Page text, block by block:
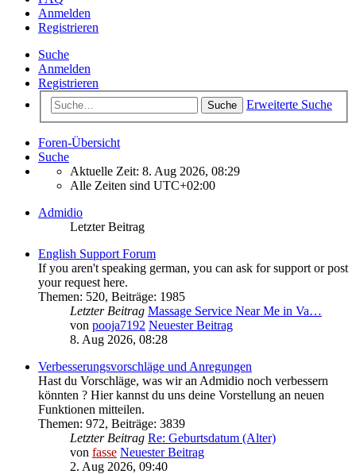
Anmelden
Registrieren
Suche
Anmelden
Registrieren
Suche Erweiterte Suche
Foren-Übersicht
Suche
Aktuelle Zeit: 8. Aug 2026, 08:29
Alle Zeiten sind UTC+02:00
Admidio
Letzter Beitrag
English Support Forum
If you aren't speaking german, you can ask for support or post
your request here.
Themen: 520, Beiträge: 1985
Letzter Beitrag Massage Service Near Me in Va…
von pooja7192 Neuester Beitrag
8. Aug 2026, 08:28
Verbesserungsvorschläge und Anregungen
Hast du Vorschläge, was wir an Admidio noch verbessern
könnten ? Hier kannst du uns deine Vorstellung an neuen
Funktionen mitteilen.
Themen: 972, Beiträge: 3839
Letzter Beitrag Re: Geburtsdatum (Alter)
von fasse Neuester Beitrag
2. Aug 2026, 09:40